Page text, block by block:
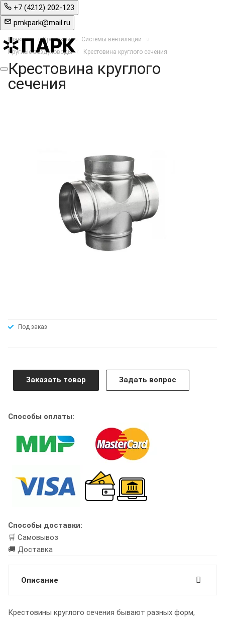
+7 (4212) 202-123
pmkpark@mail.ru
Главная Продукты
Системы вентиляции
Круглые воздуховоды
Крестовина круглого сечения
Крестовина круглого
сечения
Под заказ
Заказать товар Задать вопрос
Способы оплаты:
Способы доставки:
🛒 Самовывоз
🚚 Доставка
Описание
Крестовины круглого сечения бывают разных форм,